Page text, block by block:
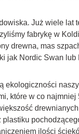
Już wiele lat
fabrykę w
drewna, mas
jak Nordic Swan
ekologiczności
które w co najmniej
ilości